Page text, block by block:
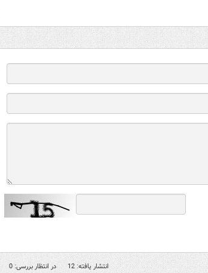
انتشار یافته: 12 در انتظار بررسی: 0